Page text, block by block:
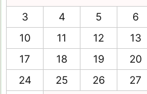
3
4 5 6
10
11 12 13
17
18 19 20
24
25 26 27